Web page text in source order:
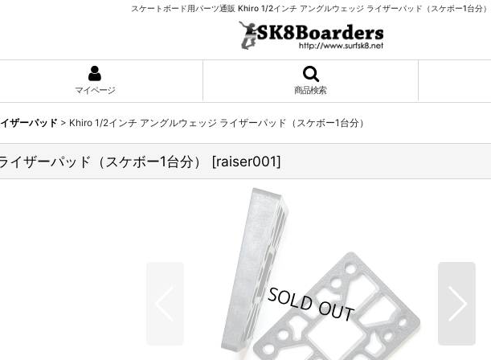
スケートボード用パーツ通販 Khiro 1/2インチ アングルウェッジ ライザーパッド（スケボー1台分）
マイページ 商品検索
ザーパッド > Khiro 1/2インチ アングルウェッジ ライザーパッド（スケボー1台分）
ザーパッド（スケボー1台分） [raiser001]